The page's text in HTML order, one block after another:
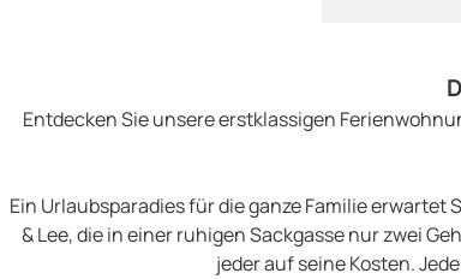
Entdecken Sie unsere erstklassigen
Ein Urlaubsparadies für die ganze Familie erwartet
& Lee, die in einer ruhigen Sackgasse nur zwei
jeder auf seine Kosten.